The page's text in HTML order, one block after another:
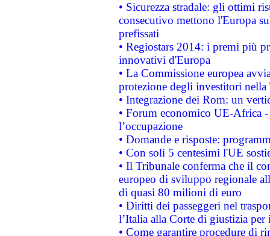
• Sicurezza stradale: gli ottimi
consecutivo mettono l'Europa
prefissati
• Regiostars 2014: i premi più
innovativi d'Europa
• La Commissione europea
protezione degli investitori
• Integrazione dei Rom: un
• Forum economico UE-Africa -
l’occupazione
• Domande e risposte:
• Con soli 5 centesimi l'UE
• Il Tribunale conferma che il
europeo di sviluppo regionale
di quasi 80 milioni di euro
• Diritti dei passeggeri nel
l’Italia alla Corte di giustizia
• Come garantire procedure di